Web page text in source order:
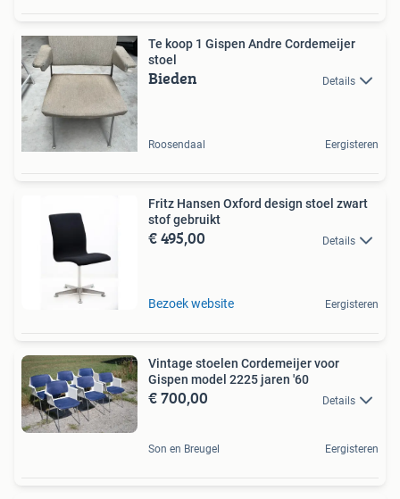
Te koop 1 Gispen Andre Cordemeijer
stoel
Bieden Details
Roosendaal Eergisteren
Fritz Hansen Oxford design stoel zwart
stof gebruikt
€ 495,00 Details
Bezoek website Eergisteren
Vintage stoelen Cordemeijer voor
Gispen model 2225 jaren '60
€ 700,00 Details
Son en Breugel Eergisteren